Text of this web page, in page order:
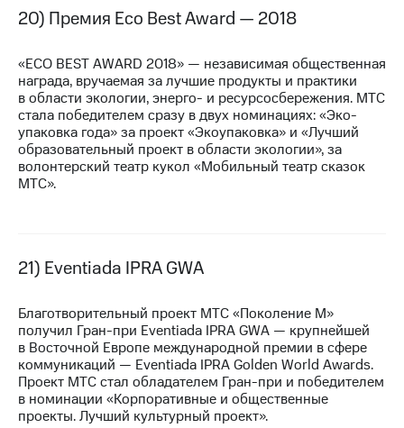
20) Премия Eco Best Award — 2018
«ECO BEST AWARD 2018» — независимая общественная
награда, вручаемая за лучшие продукты и практики
в области экологии, энерго- и ресурсосбережения. МТС
стала победителем сразу в двух номинациях: «Эко-
упаковка года» за проект «Экоупаковка» и «Лучший
образовательный проект в области экологии», за
волонтерский театр кукол «Мобильный театр сказок
МТС».
21) Eventiada IPRA GWA
Благотворительный проект МТС «Поколение М»
получил Гран-при Eventiada IPRA GWA — крупнейшей
в Восточной Европе международной премии в сфере
коммуникаций — Eventiada IPRA Golden World Awards.
Проект МТС стал обладателем Гран-при и победителем
в номинации «Корпоративные и общественные
проекты. Лучший культурный проект».